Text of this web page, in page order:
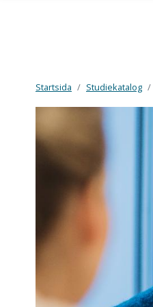
Gå til hovedinnhold
Startsida Studiekatalog